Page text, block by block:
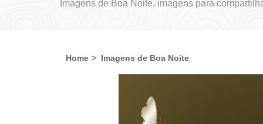
Imagens de Boa Noite, imagens para
Home Imagens de Boa Noite